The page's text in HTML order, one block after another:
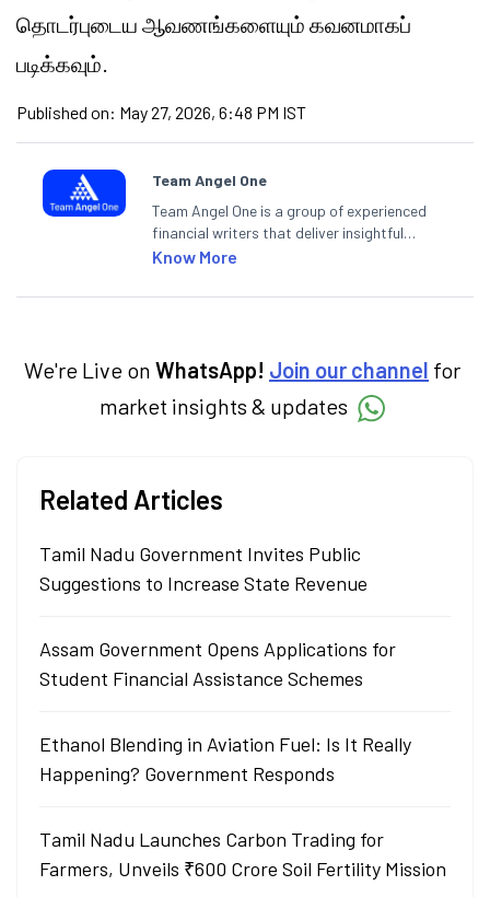
தொடர்புடைய ஆவணங்களையும் கவனமாகப்
படிக்கவும்.
Published on: May 27, 2026, 6:48 PM IST
Team Angel One
Team Angel One is a group of experienced
financial writers that deliver insightful
articles on the stock market, IPO, economy,
categories.
Know More
We're Live on WhatsApp! Join our channel for
market insights & updates
Related Articles
Tamil Nadu Government Invites Public
Suggestions to Increase State Revenue
Assam Government Opens Applications for
Student Financial Assistance Schemes
Ethanol Blending in Aviation Fuel: Is It Really
Happening? Government Responds
Tamil Nadu Launches Carbon Trading for
Farmers, Unveils ₹600 Crore Soil Fertility Mission